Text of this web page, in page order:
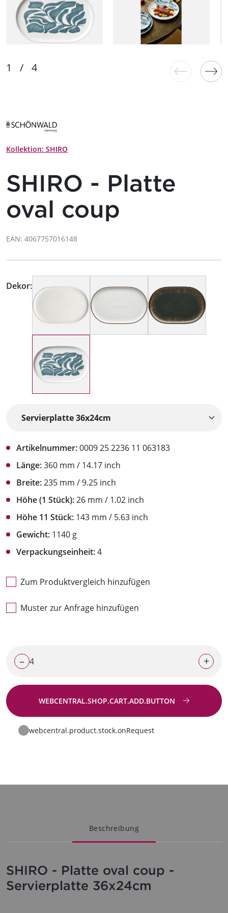
Kollektion: SHIRO
SHIRO - Platte
oval coup
EAN: 4067757016148
Dekor:
Artikelnummer:0009 25 2236 11 063183
Länge:360 mm / 14.17 inch
Breite:235 mm / 9.25 inch
Höhe (1 Stück):26 mm / 1.02 inch
Höhe 11 Stück: 143 mm / 5.63 inch
Gewicht: 1140 g
Verpackungseinheit:4
Zum Produktvergleich hinzufügen
Muster zur Anfrage hinzufügen
– +
WEBCENTRAL.SHOP.CART.ADD.BUTTON
Zur Anfrage
webcentral.product.stock.onRequest
Beschreibung
SHIRO - Platte oval coup -
Servierplatte 36x24cm